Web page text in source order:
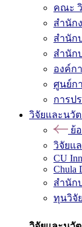
คณะ
สำนัก
สำนัก
สำนัก
องค์ก
ศูนย์ก
การป
วิจัยและนวั
ย้
วิจัยแ
CU
Chula
สำนัก
ทุนวิจัย